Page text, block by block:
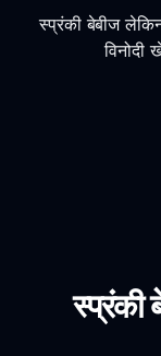
स्प्रंकी बेबीज
स्प्रंकी